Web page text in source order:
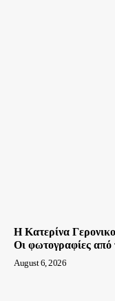
Η Κατερίνα
Οι φωτογραφίες από
August 6, 2026